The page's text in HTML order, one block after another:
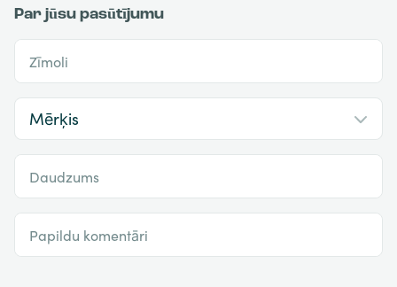
Par jūsu pasūtījumu
Zīmoli
Daudzums
Papildu komentāri